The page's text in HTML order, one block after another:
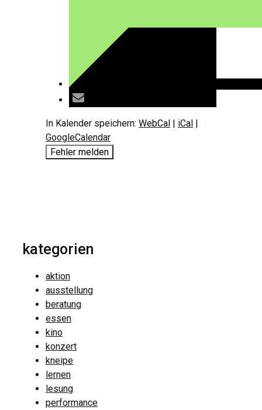
In Kalender speichern: WebCal | iCal |
GoogleCalendar
Fehler melden
kategorien
aktion
ausstellung
beratung
essen
kino
konzert
kneipe
lernen
lesung
performance